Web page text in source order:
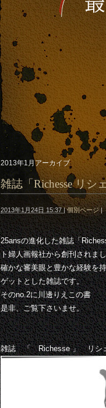
2013年1月アーカイブ
雑誌「Richesse リシ
2013年1月24日 15:37| 個別ページ |
25ansの進化した雑誌「
ト婦人画報社から創刊されま
確かな審美眼と豊かな経験を
ゲットとした雑誌です。
そのno.2に川邊りえこの
是非、ご覧下さいませ。
雑誌 「 Richesse 」 リ